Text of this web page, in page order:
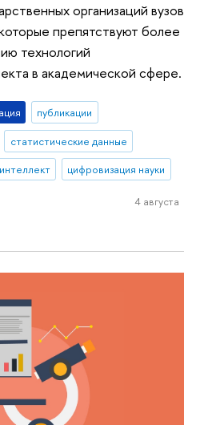
организаций вузов
препятствуют более
технологий
в академической сфере.
публикации
статистические данные
цифровизация науки
4 августа